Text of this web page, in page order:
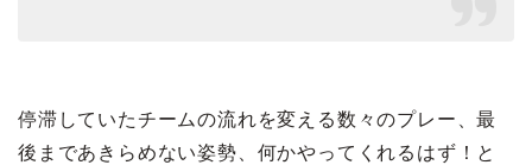
停滞していたチームの流れを変える数々のプレー、最
後まであきらめない姿勢、何かやってくれるはず！と